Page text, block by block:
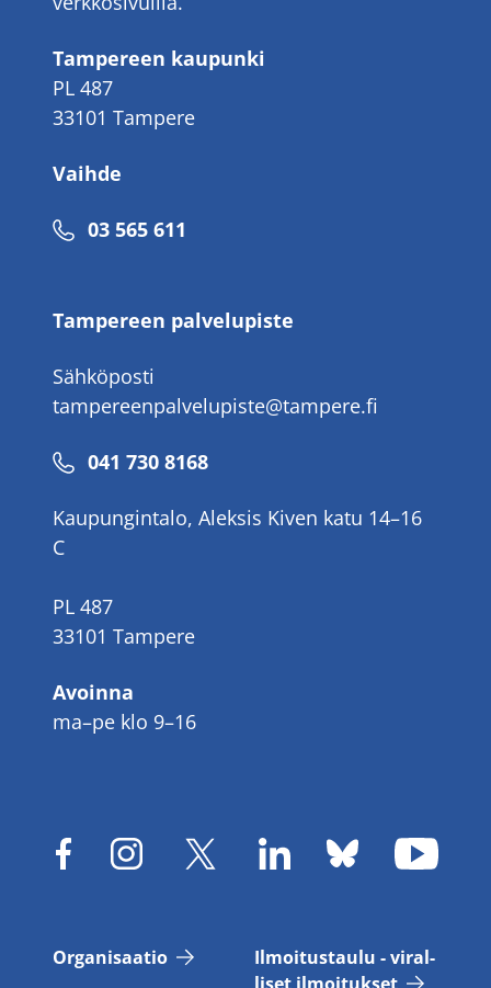
Tampereen kaupunki
PL 487
33101 Tampere
Vaihde
Puhelinnumero
03 565 611
Tampereen palvelupiste
Sähköposti
tampereenpalvelupiste@tampere.fi
Puhelinnumero
041 730 8168
Kaupungintalo, Aleksis Kiven katu 14–16
C
PL 487
33101 Tampere
Avoinna
ma–pe klo 9–16
Or­ga­ni­saa­tio
Il­moi­tus­tau­lu - vi­ral­